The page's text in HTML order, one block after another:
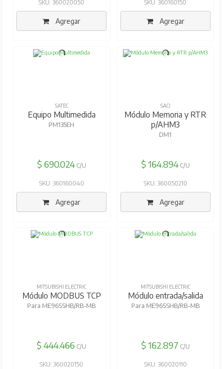
SKU: 360020050
Agregar
SKU: 360160150
Agregar
SATEC
Equipo Multimedida
PM135EH
$ 690.024C/U
SKU: 360160040
Agregar
SACI
Módulo Memoria y RTR
p/AHM3
DM1
$ 164.894C/U
SKU: 360050210
Agregar
MITSUBISHI ELECTRIC
Módulo MODBUS TCP
Para ME96SSHB/RB-MB
$ 444.466 C/U
SKU: 360020150
MITSUBISHI ELECTRIC
Módulo entrada/salida
Para ME96SSHB/RB-MB
$ 162.897 C/U
SKU: 360020110